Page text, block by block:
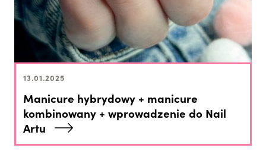
13.01.2025
Manicure hybrydowy + manicure
kombinowany + wprowadzenie do Nail
Artu